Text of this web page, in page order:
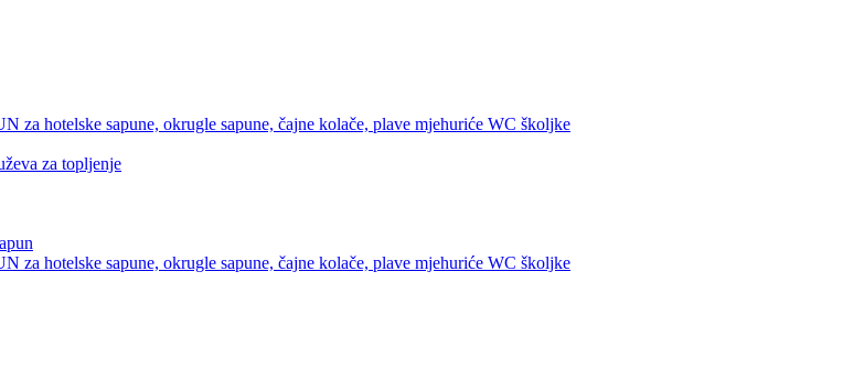
sapune, okrugle sapune, čajne kolače, plave mjehuriće WC školjke
za topljenje
sapune, okrugle sapune, čajne kolače, plave mjehuriće WC školjke